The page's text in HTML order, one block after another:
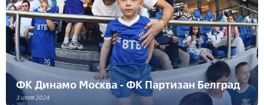
ФК Динамо Москва - ФК Партизан Белград
3 июля 2024